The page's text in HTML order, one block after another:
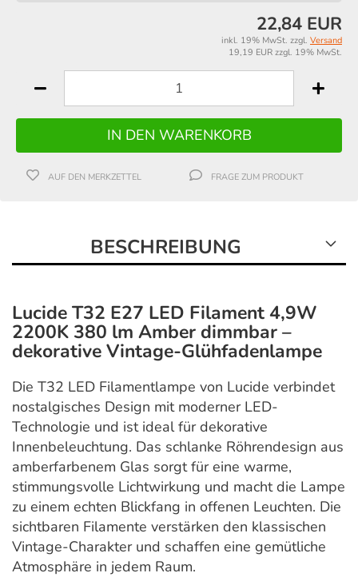
22,84 EUR
inkl. 19% MwSt. zzgl. Versand
19,19 EUR zzgl. 19% MwSt.
AUF DEN MERKZETTEL FRAGE ZUM PRODUKT
BESCHREIBUNG
Lucide T32 E27 LED Filament 4,9W
2200K 380 lm Amber dimmbar –
dekorative Vintage-Glühfadenlampe
Die T32 LED Filamentlampe von Lucide verbindet
nostalgisches Design mit moderner LED-
Technologie und ist ideal für dekorative
Innenbeleuchtung. Das schlanke Röhrendesign aus
amberfarbenem Glas sorgt für eine warme,
stimmungsvolle Lichtwirkung und macht die Lampe
zu einem echten Blickfang in offenen Leuchten. Die
sichtbaren Filamente verstärken den klassischen
Vintage-Charakter und schaffen eine gemütliche
Atmosphäre in jedem Raum.